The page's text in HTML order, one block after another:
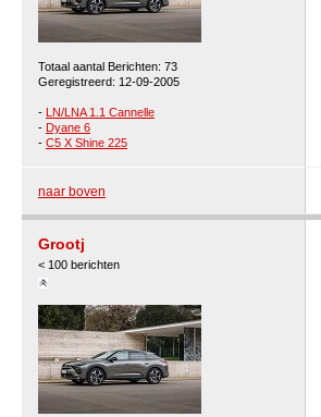
Totaal aantal Berichten: 73
Geregistreerd: 12-09-2005
- LN/LNA 1.1 Cannelle
- Dyane 6
- C5 X Shine 225
naar boven
Grootj
< 100 berichten